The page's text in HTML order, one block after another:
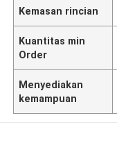
Kemasan rincian
Kuantitas min
Order
Menyediakan
kemampuan